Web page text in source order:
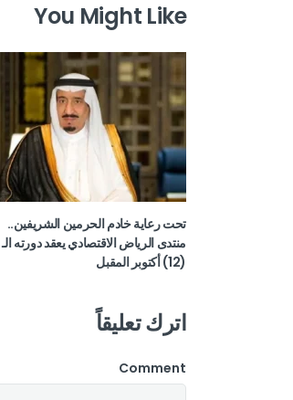
You Might Like
تحت رعاية خادم الحرمين الشريفين..
منتدى الرياض الاقتصادي يعقد دورته الـ
(12) أكتوبر المقبل
اترك تعليقاً
Comment